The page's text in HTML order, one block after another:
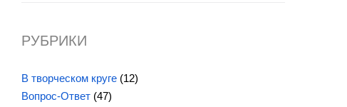
РУБРИКИ
В творческом круге (12)
Вопрос-Ответ (47)